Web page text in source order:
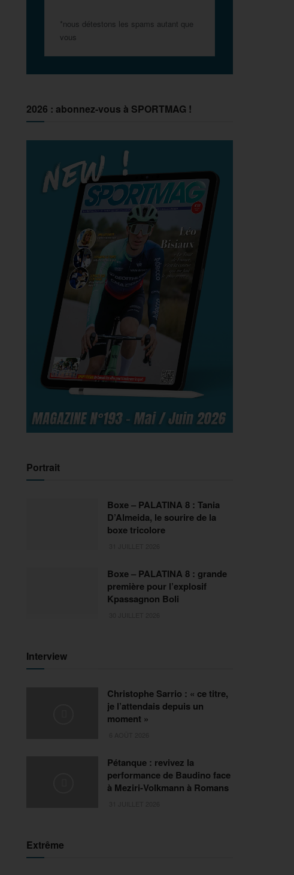
*nous détestons les spams autant que
vous
2026 : abonnez-vous à SPORTMAG !
Portrait
Boxe – PALATINA 8 : Tania
D’Almeida, le sourire de la
boxe tricolore
Boxe – PALATINA 8 : grande
première pour l’explosif
Kpassagnon Boli
Interview
Christophe Sarrio : « ce titre,
je l’attendais depuis un
moment »
Pétanque : revivez la
performance de Baudino face
à Meziri-Volkmann à Romans
Extrême